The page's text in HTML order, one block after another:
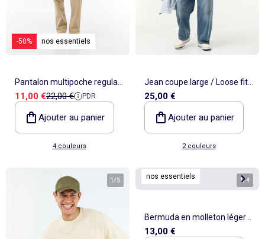
-50% nos essentiels
Pantalon multipoche regular
fit
Prix de vente
11,00 €Prix de référence
22,00 € PDR
Ajouter au panier
4 couleurs
Jean coupe large / Loose fit
à 5 poches
25,00 €
Ajouter au panier
2 couleurs
1/5 nos essentiels 1/4
Bermuda en molleton léger
uni
13,00 €